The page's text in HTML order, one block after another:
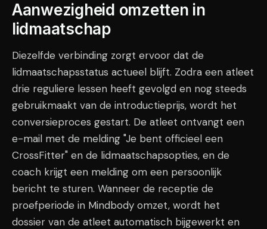
Aanwezigheid omzetten in
lidmaatschap
Diezelfde verbinding zorgt ervoor dat de
lidmaatschapsstatus actueel blijft. Zodra een atleet
drie reguliere lessen heeft gevolgd en nog steeds
gebruikmaakt van de introductieprijs, wordt het
conversieproces gestart. De atleet ontvangt een
e-mail met de melding "Je bent officieel een
CrossFitter" en de lidmaatschapsopties, en de
coach krijgt een melding om een persoonlijk
bericht te sturen. Wanneer de receptie de
proefperiode in Mindbody omzet, wordt het
dossier van de atleet automatisch bijgewerkt en